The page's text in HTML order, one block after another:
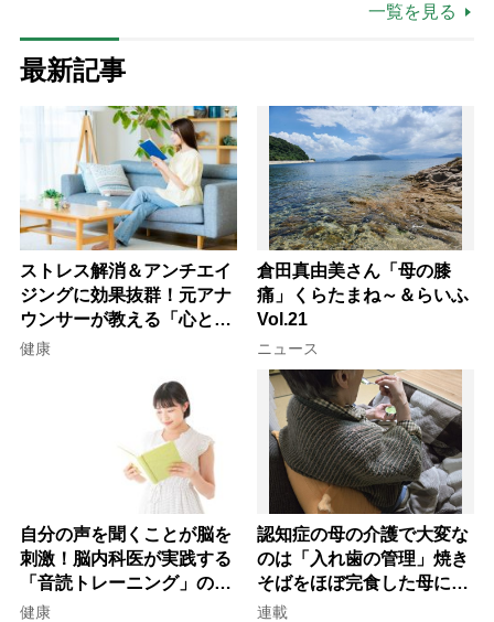
一覧を見る
最新記事
ストレス解消＆アンチエイ
ジングに効果抜群！元アナ
ウンサーが教える「心と体
を元気にする音読の習慣」
健康
倉田真由美さん「母の膝
痛」くらたまね～＆らいふ
Vol.21
ニュース
自分の声を聞くことが脳を
刺激！脳内科医が実践する
「音読トレーニング」の極
意
健康
認知症の母の介護で大変な
のは「入れ歯の管理」焼き
そばをほぼ完食した母に息
子が血の気が引いた理由
連載